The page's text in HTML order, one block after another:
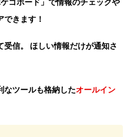
ゴボード」で情報のチェックや
きます！
受信。 ほしい情報だけが通知さ
なツールも格納したオールイン